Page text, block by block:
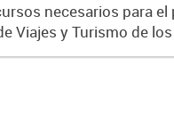
necesarios para
Viajes y Turismo de
Turismo).